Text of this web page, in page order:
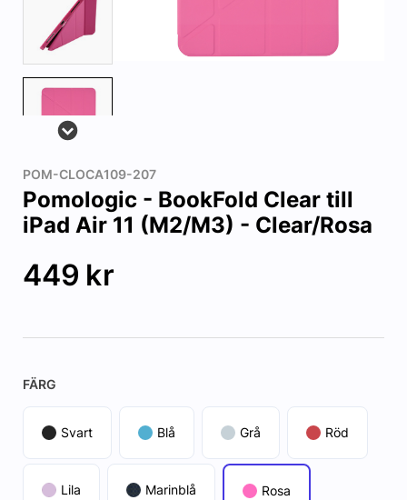
POM-CLOCA109-207
Pomologic - BookFold Clear till
iPad Air 11 (M2/M3) - Clear/Rosa
449 kr
FÄRG
Svart Blå Grå Röd
Lila Marinblå Rosa